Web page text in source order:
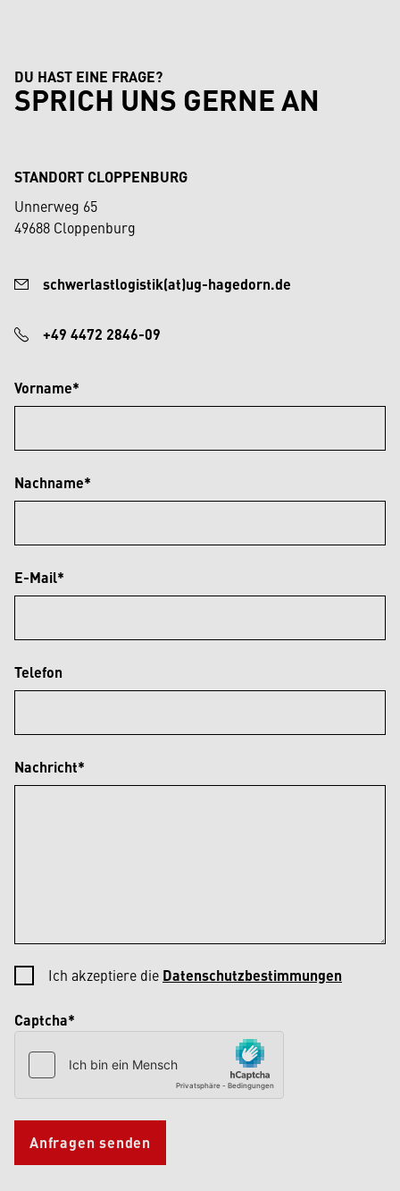
DU HAST EINE FRAGE?
SPRICH UNS GERNE AN
STANDORT CLOPPENBURG
Unnerweg 65
49688 Cloppenburg
schwerlastlogistik(at)ug-hagedorn.de
+49 4472 2846-09
Vorname*
Nachname*
E-Mail*
Telefon
Nachricht*
Ich akzeptiere die Datenschutzbestimmungen
Captcha*
Anfragen senden